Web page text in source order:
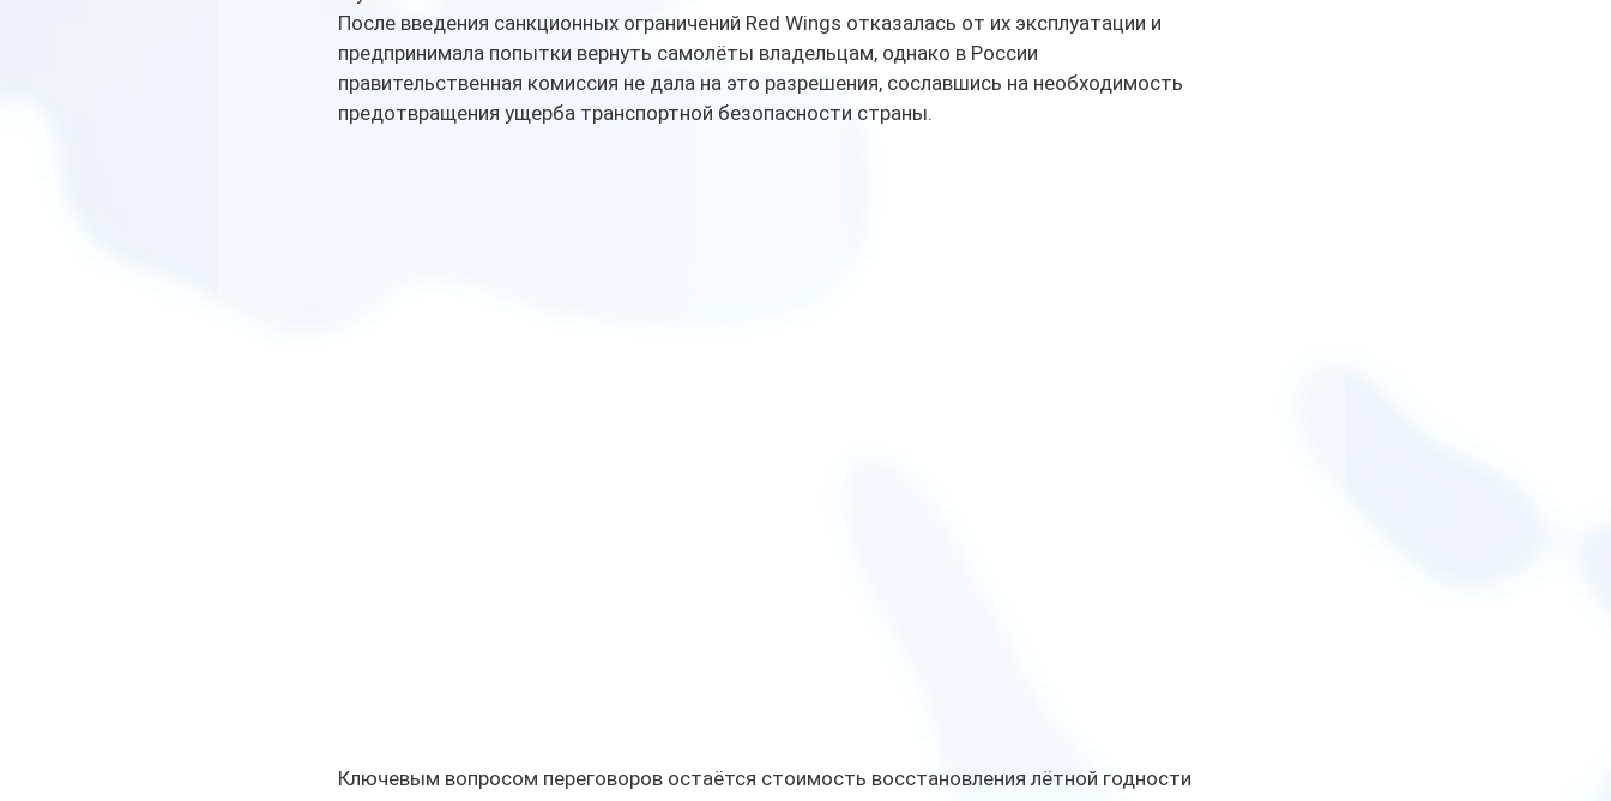
После введения санкционных ограничений Red Wings отказалась от их эксплуатации и
предпринимала попытки вернуть самолёты владельцам, однако в России
правительственная комиссия не дала на это разрешения, сославшись на необходимость
предотвращения ущерба транспортной безопасности страны.
Ключевым вопросом переговоров остаётся стоимость восстановления лётной годности